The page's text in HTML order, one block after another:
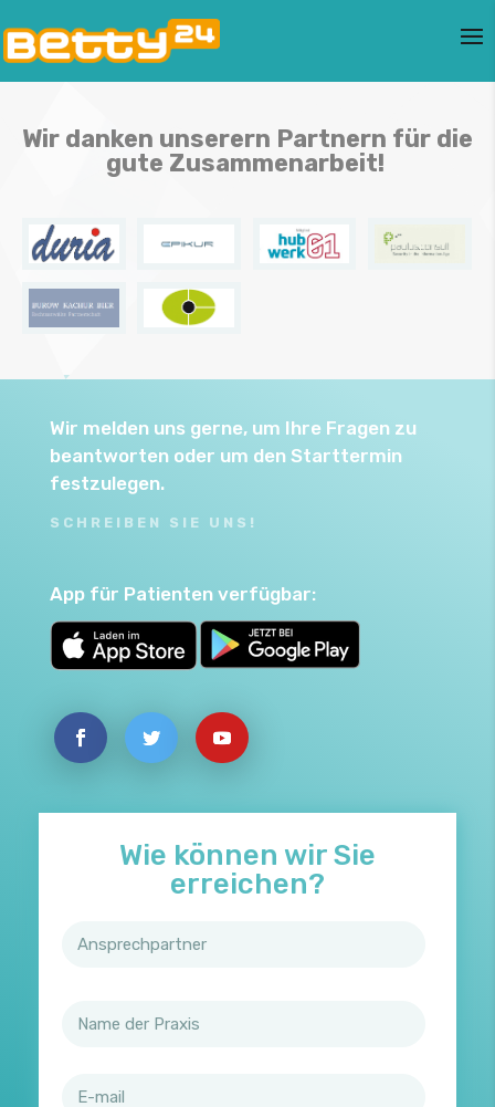
Wir danken unserern Partnern für die
gute Zusammenarbeit!
Wir melden uns gerne, um Ihre Fragen zu
beantworten oder um den Starttermin
festzulegen.
SCHREIBEN SIE UNS!
App für Patienten verfügbar:
Wie können wir Sie
erreichen?